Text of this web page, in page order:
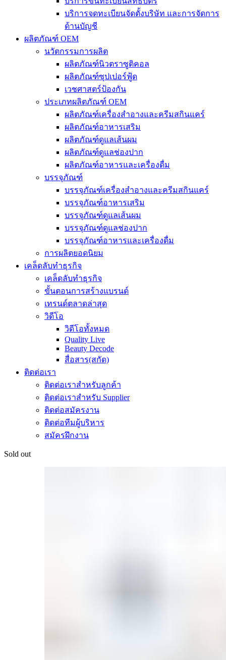
บริการจดทะเบียนจัดตั้งบริษัท และการจัดการ
ด้านบัญชี
ผลิตภัณฑ์ OEM
นวัตกรรมการผลิต
ผลิตภัณฑ์นิวตราซูติคอล
ผลิตภัณฑ์ซุปเปอร์ฟู้ด
เวชศาสตร์ป้องกัน
ประเภทผลิตภัณฑ์ OEM
ผลิตภัณฑ์เครื่องสำอางและครีมสกินแคร์
ผลิตภัณฑ์อาหารเสริม
ผลิตภัณฑ์ดูแลเส้นผม
ผลิตภัณฑ์ดูแลช่องปาก
ผลิตภัณฑ์อาหารและเครื่องดื่ม
บรรจุภัณฑ์
บรรจุภัณฑ์เครื่องสำอางและครีมสกินแคร์
บรรจุภัณฑ์อาหารเสริม
บรรจุภัณฑ์ดูแลเส้นผม
บรรจุภัณฑ์ดูแลช่องปาก
บรรจุภัณฑ์อาหารและเครื่องดื่ม
การผลิตยอดนิยม
เคล็ดลับทำธุรกิจ
เคล็ดลับทำธุรกิจ
ขั้นตอนการสร้างแบรนด์
เทรนด์ตลาดล่าสุด
วิดีโอ
วิดีโอทั้งหมด
Quality Live
Beauty Decode
สื่อสาร(สกัด)
ติดต่อเรา
ติดต่อเราสำหรับลูกค้า
ติดต่อเราสำหรับ Supplier
ติดต่อสมัครงาน
ติดต่อทีมผู้บริหาร
สมัครฝึกงาน
Sold out